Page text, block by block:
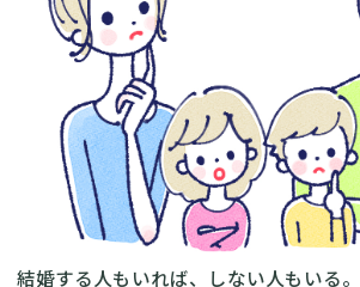
結婚する人もいれば、しない人もいる。